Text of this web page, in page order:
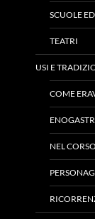
SCUOLE
TEATRI
USI E
COME
NEL